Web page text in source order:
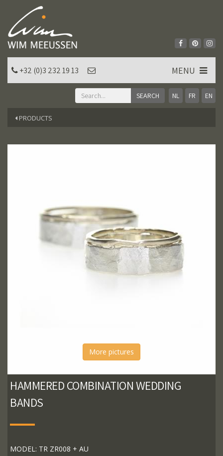
NL FR EN
+32 (0)3 232 19 13 MENU
PRODUCTS
More pictures
HAMMERED COMBINATION WEDDING
BANDS
MODEL: TR ZR008 + AU